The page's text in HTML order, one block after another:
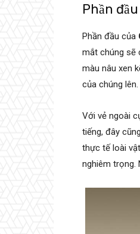
Phần đầu
Phần đầu của
mắt chúng sẽ
màu nâu xen
của chúng
Với vẻ ngoài
tiếng, đây
thực tế loài
nghiêm trọng.